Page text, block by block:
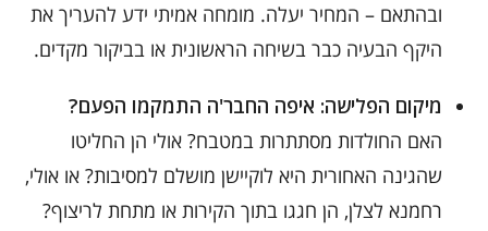
ובהתאם – המחיר יעלה. מומחה אמיתי ידע להעריך את
היקף הבעיה כבר בשיחה הראשונית או בביקור מקדים.
מיקום הפלישה: איפה החבר'ה התמקמו הפעם?
האם החולדות מסתתרות במטבח? אולי הן החליטו
שהגינה האחורית היא לוקיישן מושלם למסיבות? או אולי,
רחמנא לצלן, הן חגגו בתוך הקירות או מתחת לריצוף?